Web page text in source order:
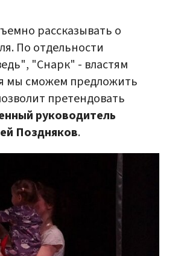
рассказывать о
По отдельности
"Снарк" - властям
мы сможем предложить
претендовать
руководитель
Поздняков.